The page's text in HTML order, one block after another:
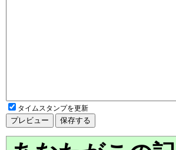
タイムスタンプを更新